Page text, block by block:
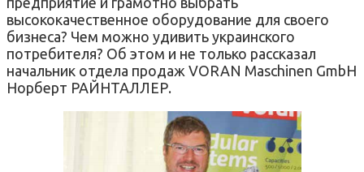
высококачественное оборудование для своего
бизнеса? Чем можно удивить украинского
потребителя? Об этом и не только рассказал
начальник отдела продаж VORAN Maschinen GmbH
Норберт РАЙНТАЛЛЕР.